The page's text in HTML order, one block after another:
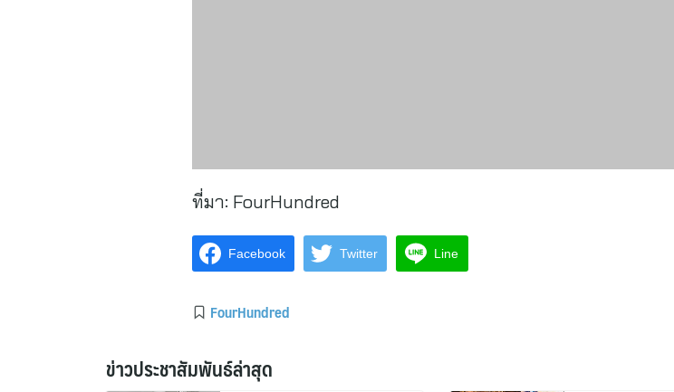
ที่มา: FourHundred
Facebook Twitter Line
FourHundred
ข่าวประชาสัมพันธ์ล่าสุด